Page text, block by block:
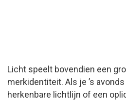
Licht speelt bovendien een
merkidentiteit. Als je ’s
herkenbare lichtlijn of een